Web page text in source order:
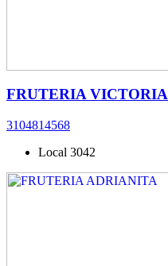
FRUTERIA VICTORIA
3104814568
Local 3042